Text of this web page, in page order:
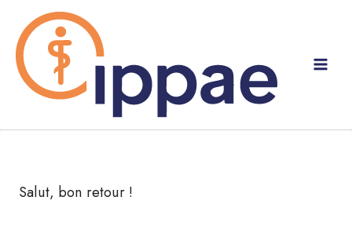
contenu
Salut, bon retour !